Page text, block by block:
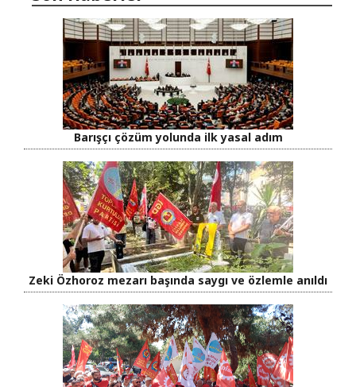
Barışçı çözüm yolunda ilk yasal adım
Zeki Özhoroz mezarı başında saygı ve özlemle anıldı